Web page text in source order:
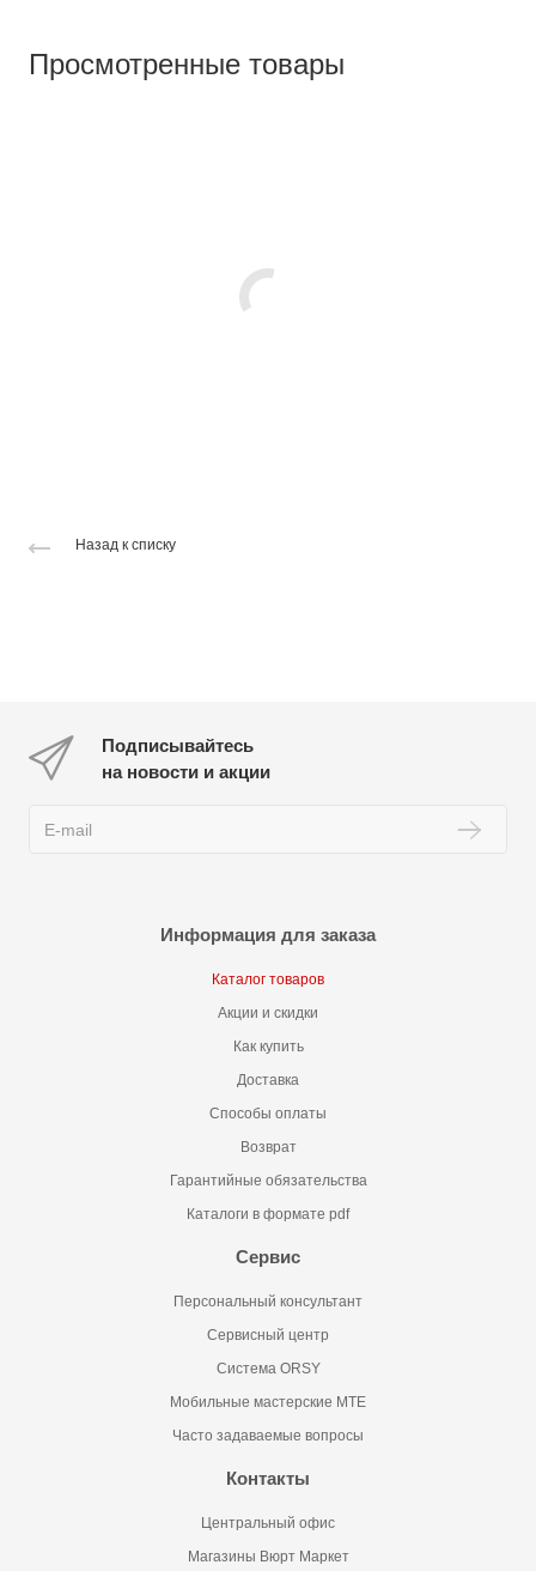
Просмотренные товары
Назад к списку
Подписывайтесь
на новости и акции
Информация для заказа
Каталог товаров
Акции и скидки
Как купить
Доставка
Способы оплаты
Возврат
Гарантийные обязательства
Каталоги в формате pdf
Сервис
Персональный консультант
Сервисный центр
Система ORSY
Мобильные мастерские MTE
Часто задаваемые вопросы
Контакты
Центральный офис
Магазины Вюрт Маркет